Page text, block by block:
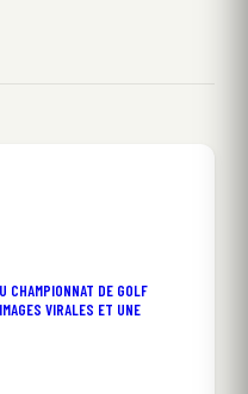
CHAMPIONNAT DE GOLF
VIRALES ET UNE